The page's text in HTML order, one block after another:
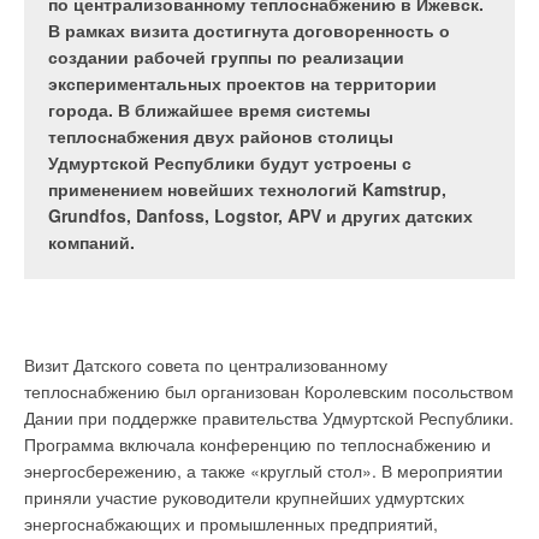
В рамках визита достигнута договоренность о
создании рабочей группы по реализации
экспериментальных проектов на территории
города. В ближайшее время системы
теплоснабжения двух районов столицы
Удмуртской Республики будут устроены с
применением новейших технологий Kamstrup,
Grundfos, Danfoss, Logstor, APV и других датских
компаний.
Визит Датского совета по централизованному
теплоснабжению был организован Королевским посольством
Дании при поддержке правительства Удмуртской Республики.
Программа включала конференцию по теплоснабжению и
энергосбережению, а также «круглый стол». В мероприятии
приняли участие руководители крупнейших удмуртских
энергоснабжающих и промышленных предприятий,
окружающей среды, с другой стороны, запасы
этих видов топлива на нашей планете
стремительно тают. В настоящее время имеются
альтернативные технологии использования
природного тепла для целей горячего
водоснабжения и отопления. Эти технологии
реализуются при помощи специального
оборудования, в том числе тепловых насосов.
Одной из причин, мешающих широкому распространению
тепловых насосов, является отсутствие информации для
потенциальных покупателей. Их пугают довольно высокие
первоначальные затраты: стоимость теплового насоса и
монтажа системы составляет $ 300–1200 на 1 кВт
необходимой мощности отопления. Но грамотный расчет
горизонтальную разводку отопительной системы,
которая находит широкое применение для
обогрева нескольких помещений от одного стояка
на этаже. Ряд факторов говорит в пользу того,
чтобы горизонтальная разводка была
однотрубной.
регулирующий 4-ходовой
узел одноточечного
подключения FAR, код
1455
оптимальную температуру для жизнедеятельности
человека, а также значительно сократить затраты
на обогрев жилья.
температура помещения, получаемая в результате работы
отопительного прибора. Вместе с тем, в понятие
комфортного отопления входит не только температура
внутри помещения, но наиболее комфортная
температурная область, в которой человек чувствует себя
оптимально.